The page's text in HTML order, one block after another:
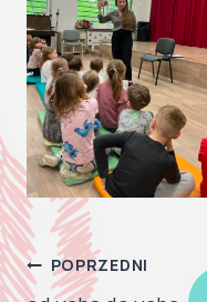
NAWIGACJA
POPRZEDNI